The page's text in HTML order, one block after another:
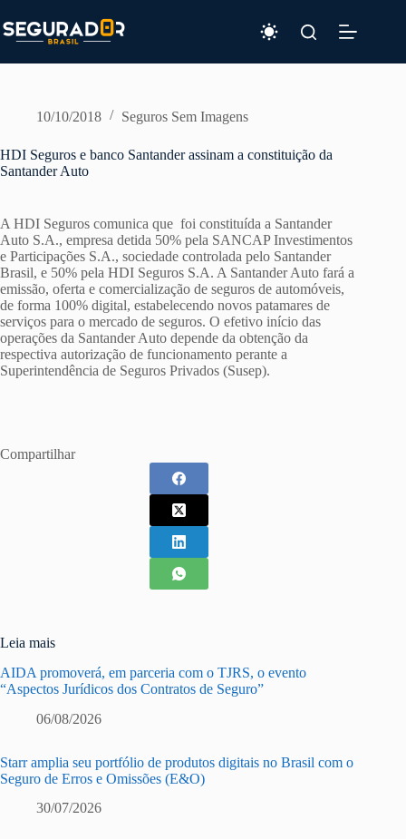
para
o
10/10/2018 Seguros Sem Imagens
HDI Seguros e banco Santander assinam a constituição da
Santander Auto
A HDI Seguros comunica que foi constituída a Santander
Auto S.A., empresa detida 50% pela SANCAP Investimentos
e Participações S.A., sociedade controlada pelo Santander
Brasil, e 50% pela HDI Seguros S.A. A Santander Auto fará a
emissão, oferta e comercialização de seguros de automóveis,
de forma 100% digital, estabelecendo novos patamares de
serviços para o mercado de seguros. O efetivo início das
operações da Santander Auto depende da obtenção da
respectiva autorização de funcionamento perante a
Superintendência de Seguros Privados (Susep).
Compartilhar
Leia mais
AIDA promoverá, em parceria com o TJRS, o evento
“Aspectos Jurídicos dos Contratos de Seguro”
06/08/2026
Starr amplia seu portfólio de produtos digitais no Brasil com o
Seguro de Erros e Omissões (E&O)
30/07/2026